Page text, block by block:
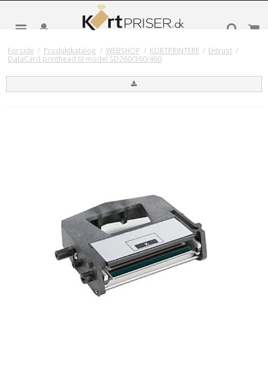
Forside / Produktkatalog / WEBSHOP / KORTPRINTERE / Entrust /
DataCard printhead til model SD260/360/460